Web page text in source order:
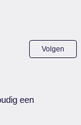
Volgen
een